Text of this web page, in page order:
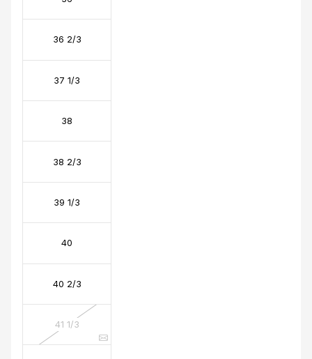
36 2/3
37 1/3
38
38 2/3
39 1/3
40
40 2/3
41 1/3